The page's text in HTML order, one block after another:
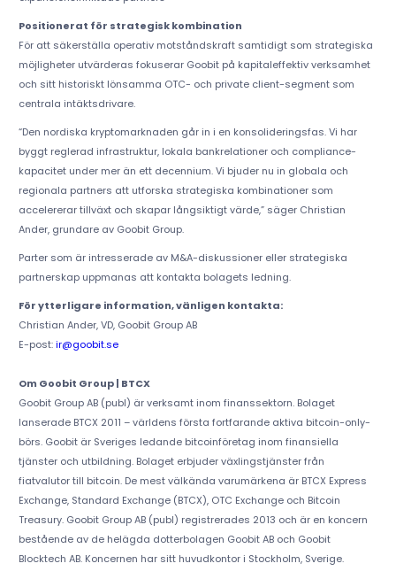
Positionerat för strategisk kombination
För att säkerställa operativ motståndskraft samtidigt som strategiska
möjligheter utvärderas fokuserar Goobit på kapitaleffektiv verksamhet
och sitt historiskt lönsamma OTC- och private client-segment som
centrala intäktsdrivare.
“Den nordiska kryptomarknaden går in i en konsolideringsfas. Vi har
byggt reglerad infrastruktur, lokala bankrelationer och compliance-
kapacitet under mer än ett decennium. Vi bjuder nu in globala och
regionala partners att utforska strategiska kombinationer som
accelererar tillväxt och skapar långsiktigt värde,” säger Christian
Ander, grundare av Goobit Group.
Parter som är intresserade av M&A-diskussioner eller strategiska
partnerskap uppmanas att kontakta bolagets ledning.
För ytterligare information, vänligen kontakta:
Christian Ander, VD, Goobit Group AB
E-post:ir@goobit.se
Om Goobit Group | BTCX
Goobit Group AB (publ) är verksamt inom finanssektorn. Bolaget
lanserade BTCX 2011 – världens första fortfarande aktiva bitcoin-only-
börs. Goobit är Sveriges ledande bitcoinföretag inom finansiella
tjänster och utbildning. Bolaget erbjuder växlingstjänster från
fiatvalutor till bitcoin. De mest välkända varumärkena är BTCX Express
Exchange, Standard Exchange (BTCX), OTC Exchange och Bitcoin
Treasury. Goobit Group AB (publ) registrerades 2013 och är en koncern
bestående av de helägda dotterbolagen Goobit AB och Goobit
Blocktech AB. Koncernen har sitt huvudkontor i Stockholm, Sverige.